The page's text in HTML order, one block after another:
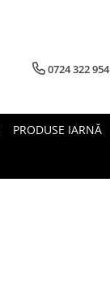
0724 322 954
PRODUSE IARNĂ